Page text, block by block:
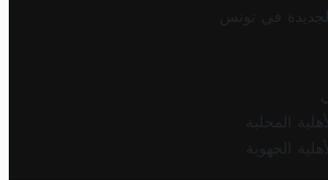
في تونس
المحلية
الجهوية